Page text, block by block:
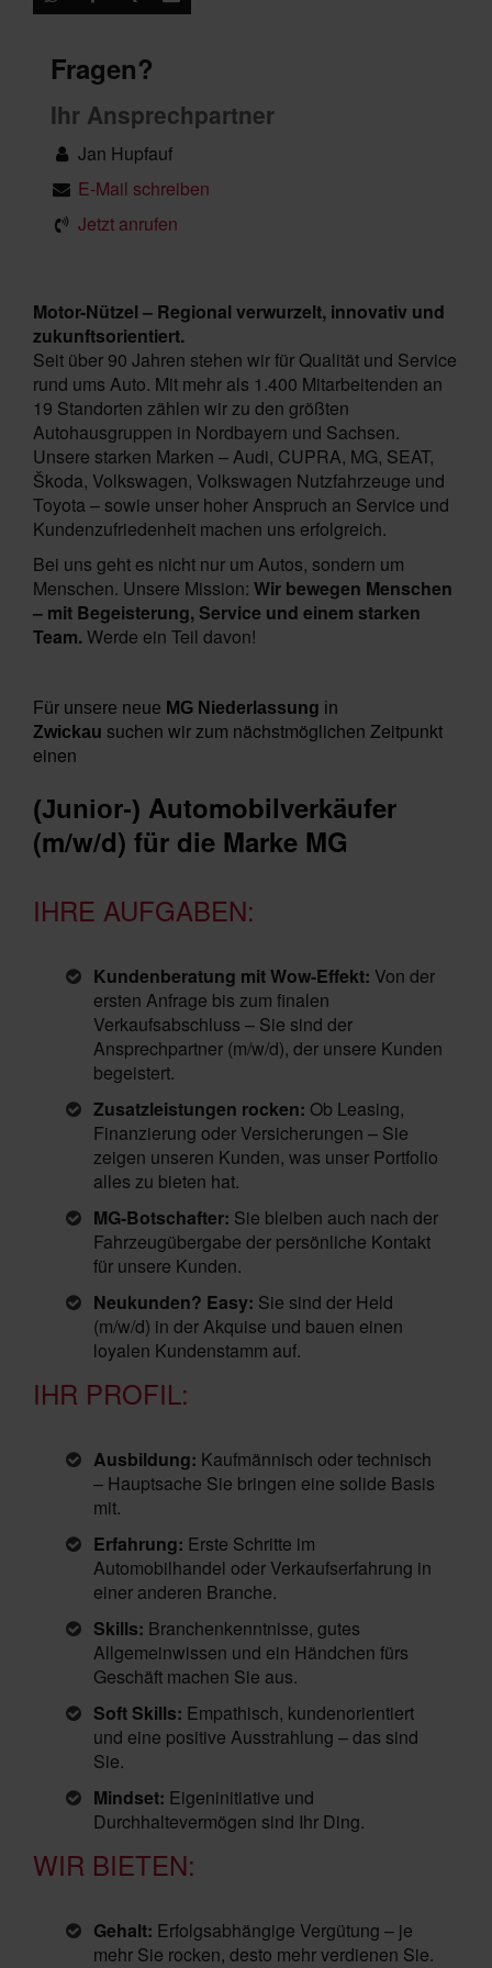
Fragen?
Ihr Ansprechpartner
Jan Hupfauf
E-Mail schreiben
Jetzt anrufen
Motor-Nützel – Regional verwurzelt, innovativ und
zukunftsorientiert.
Seit über 90 Jahren stehen wir für Qualität und Service
rund ums Auto. Mit mehr als 1.400 Mitarbeitenden an
19 Standorten zählen wir zu den größten
Autohausgruppen in Nordbayern und Sachsen.
Unsere starken Marken – Audi, CUPRA, MG, SEAT,
Škoda, Volkswagen, Volkswagen Nutzfahrzeuge und
Toyota – sowie unser hoher Anspruch an Service und
Kundenzufriedenheit machen uns erfolgreich.
Bei uns geht es nicht nur um Autos, sondern um
Menschen. Unsere Mission: Wir bewegen Menschen
– mit Begeisterung, Service und einem starken
Team.Werde ein Teil davon!
Für unsere neue MG Niederlassung in
Zwickau suchen wir zum nächstmöglichen Zeitpunkt
einen
(Junior-) Automobilverkäufer
(m/w/d) für die Marke MG
IHRE AUFGABEN:
Kundenberatung mit Wow-Effekt: Von der
ersten Anfrage bis zum finalen
Verkaufsabschluss – Sie sind der
Ansprechpartner (m/w/d), der unsere Kunden
begeistert.
Zusatzleistungen rocken: Ob Leasing,
Finanzierung oder Versicherungen – Sie
zeigen unseren Kunden, was unser Portfolio
alles zu bieten hat.
MG-Botschafter: Sie bleiben auch nach der
Fahrzeugübergabe der persönliche Kontakt
für unsere Kunden.
Neukunden? Easy: Sie sind der Held
(m/w/d) in der Akquise und bauen einen
loyalen Kundenstamm auf.
IHR PROFIL:
Ausbildung: Kaufmännisch oder technisch
– Hauptsache Sie bringen eine solide Basis
mit.
Erfahrung: Erste Schritte im
Automobilhandel oder Verkaufserfahrung in
einer anderen Branche.
Skills: Branchenkenntnisse, gutes
Allgemeinwissen und ein Händchen fürs
Geschäft machen Sie aus.
Soft Skills: Empathisch, kundenorientiert
und eine positive Ausstrahlung – das sind
Sie.
Mindset: Eigeninitiative und
Durchhaltevermögen sind Ihr Ding.
WIR BIETEN:
Gehalt: Erfolgsabhängige Vergütung – je
mehr Sie rocken, desto mehr verdienen Sie.